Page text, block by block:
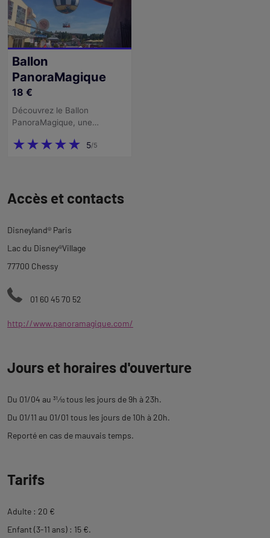
ticketing
Accès et contacts
Disneyland® Paris
Lac du Disney®Village
77700 Chessy
01 60 45 70 52
http://www.panoramagique.com/
Jours et horaires d'ouverture
Du 01/04 au 31⁄10tous les jours de 9h à 23h.
Du 01/11 au 01/01 tous les jours de 10h à 20h.
Reporté en cas de mauvais temps.
Tarifs
Adulte : 20 €
Enfant (3-11 ans) : 15 €.